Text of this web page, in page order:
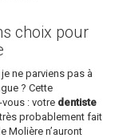
choix pour
ne parviens pas à
? Cette
: votre dentiste
probablement fait
Molière n’auront